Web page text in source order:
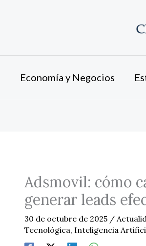
Economía y Negocios
Adsmovil: cómo
generar leads
30 de octubre de 2025 /
Tecnológica, Inteligencia